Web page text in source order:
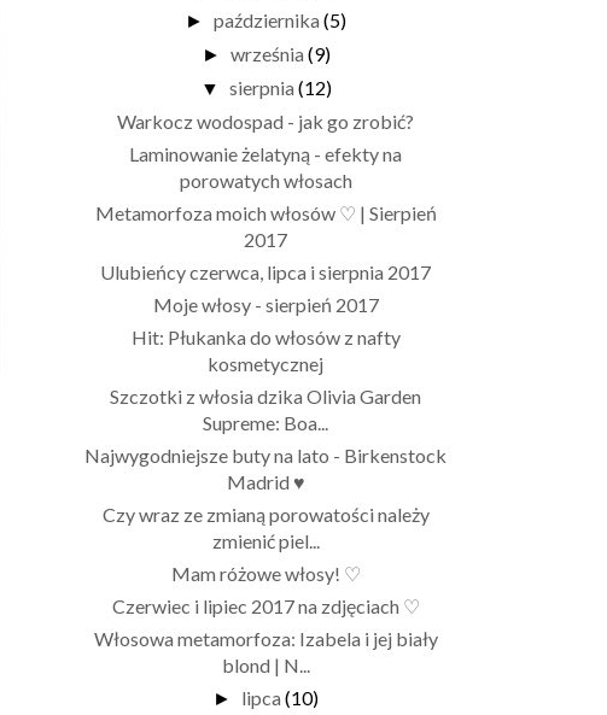
► października (5)
► września (9)
▼ sierpnia (12)
Warkocz wodospad - jak go zrobić?
Laminowanie żelatyną - efekty na
porowatych włosach
Metamorfoza moich włosów ♡ | Sierpień
2017
Ulubieńcy czerwca, lipca i sierpnia 2017
Moje włosy - sierpień 2017
Hit: Płukanka do włosów z nafty
kosmetycznej
Szczotki z włosia dzika Olivia Garden
Supreme: Boa...
Najwygodniejsze buty na lato - Birkenstock
Madrid ♥
Czy wraz ze zmianą porowatości należy
zmienić piel...
Mam różowe włosy! ♡
Czerwiec i lipiec 2017 na zdjęciach ♡
Włosowa metamorfoza: Izabela i jej biały
blond | N...
► lipca (10)